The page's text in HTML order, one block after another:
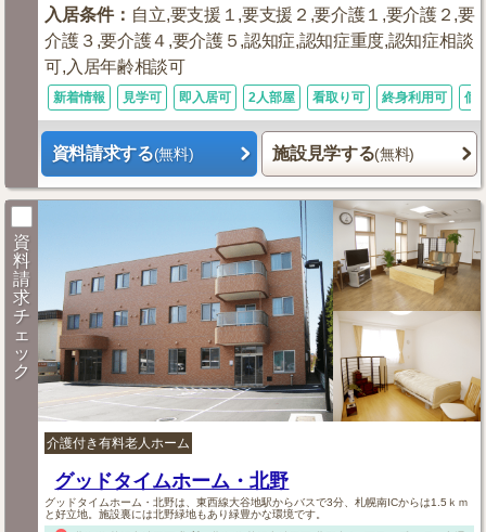
入居条件： 自立,要支援１,要支援２,要介護１,要介護２,要
介護３,要介護４,要介護５,認知症,認知症重度,認知症相談
可,入居年齢相談可
新着情報 見学可 即入居可 2人部屋 看取り可 終身利用可 個
資料請求する(無料) 施設見学する(無料)
資
料
請
求
チ
ェ
ッ
ク
介護付き有料老人ホーム
グッドタイムホーム・北野
グッドタイムホーム・北野は、東西線大谷地駅からバスで3分、札幌南ICからは1.5ｋｍ
と好立地。施設裏には北野緑地もあり緑豊かな環境です。